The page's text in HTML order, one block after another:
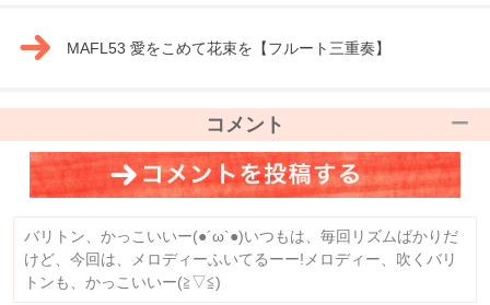
MAFL53 愛をこめて花束を【フルート三重奏】
コメント
バリトン、かっこいいー(●´ω`●)いつもは、毎回リズムばかりだ
けど、今回は、メロディーふいてるーー!メロディー、吹くバリ
トンも、かっこいいー(≧▽≦)